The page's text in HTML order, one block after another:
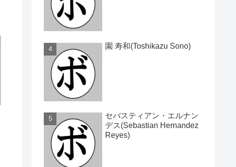
園 寿和(Toshikazu Sono)
セバスティアン・エルナン
デス(Sebastian Hernandez
Reyes)